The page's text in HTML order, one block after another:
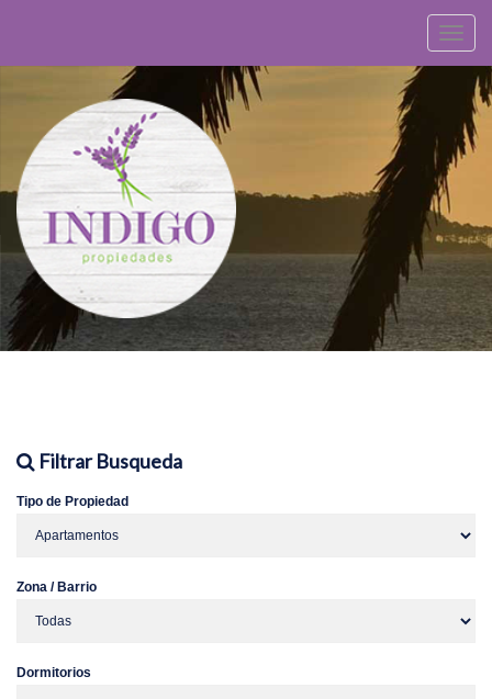
Alternar
Filtrar Busqueda
Tipo de Propiedad
Zona / Barrio
Dormitorios